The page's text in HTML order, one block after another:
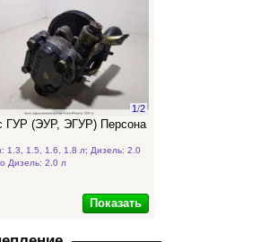
1/2
ГУР (ЭУР, ЭГУР) Персона
1.3, 1.5, 1.6, 1.8 л; Дизель: 2.0
Дизель: 2.0 л
Показать